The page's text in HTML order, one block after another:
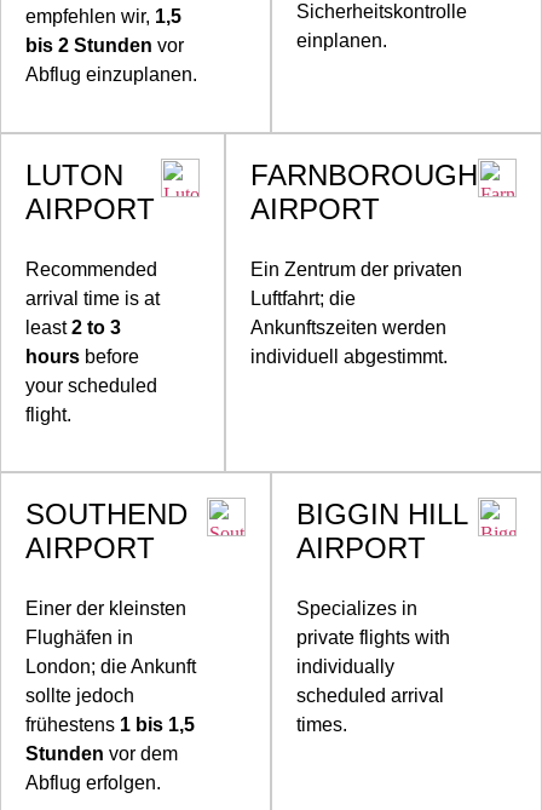
empfehlen wir, 1,5
bis 2 Stunden vor
Abflug einzuplanen.
Sicherheitskontrolle
einplanen.
LUTON
AIRPORT
Recommended
arrival time is at
least2 to 3
hours before
your scheduled
flight.
FARNBOROUGH
AIRPORT
Ein Zentrum der privaten
Luftfahrt; die
Ankunftszeiten werden
individuell abgestimmt.
SOUTHEND
AIRPORT
Einer der kleinsten
Flughäfen in
London; die Ankunft
sollte jedoch
frühestens 1 bis 1,5
Stunden vor dem
Abflug erfolgen.
BIGGIN HILL
AIRPORT
Specializes in
private flights with
individually
scheduled arrival
times.